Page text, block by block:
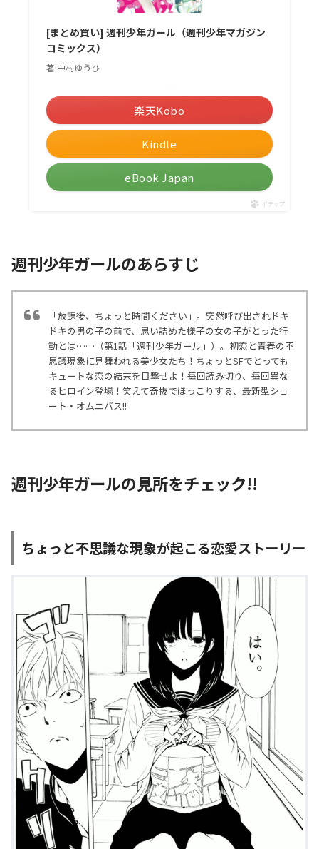
[まとめ買い] 週刊少年ガール（週刊少年マガジン
コミックス）
著:中村ゆうひ
Kindle
楽天Kobo
eBook Japan
ポチップ
週刊少年ガールのあらすじ
「放課後、ちょっと時間ください」。突然呼び出されドキ
ドキの男の子の前で、思い詰めた様子の女の子がとった行
動とは……（第1話「週刊少年ガール」）。初恋と青春の不
思議現象に見舞われる美少女たち！ちょっとSFでとっても
キュートな恋の結末を目撃せよ！毎回読み切り、毎回異な
るヒロイン登場！笑えて奇抜でほっこりする、最新型ショ
ート・オムニバス!!
週刊少年ガールの見所をチェック!!
ちょっと不思議な現象が起こる恋愛ストーリー